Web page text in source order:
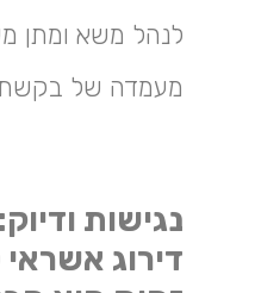
לנהל משא ומתן
מעמדה של
נגישות
דירוג